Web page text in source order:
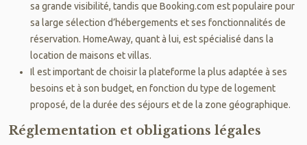
sa grande visibilité, tandis que Booking.com est populaire pour
sa large sélection d’hébergements et ses fonctionnalités de
réservation. HomeAway, quant à lui, est spécialisé dans la
location de maisons et villas.
Il est important de choisir la plateforme la plus adaptée à ses
besoins et à son budget, en fonction du type de logement
proposé, de la durée des séjours et de la zone géographique.
Réglementation et obligations légales